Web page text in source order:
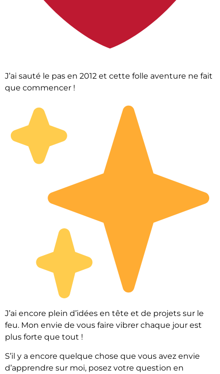
J’ai sauté le pas en 2012 et cette folle aventure ne fait
que commencer !
J’ai encore plein d’idées en tête et de projets sur le
feu. Mon envie de vous faire vibrer chaque jour est
plus forte que tout !
S’il y a encore quelque chose que vous avez envie
d’apprendre sur moi, posez votre question en